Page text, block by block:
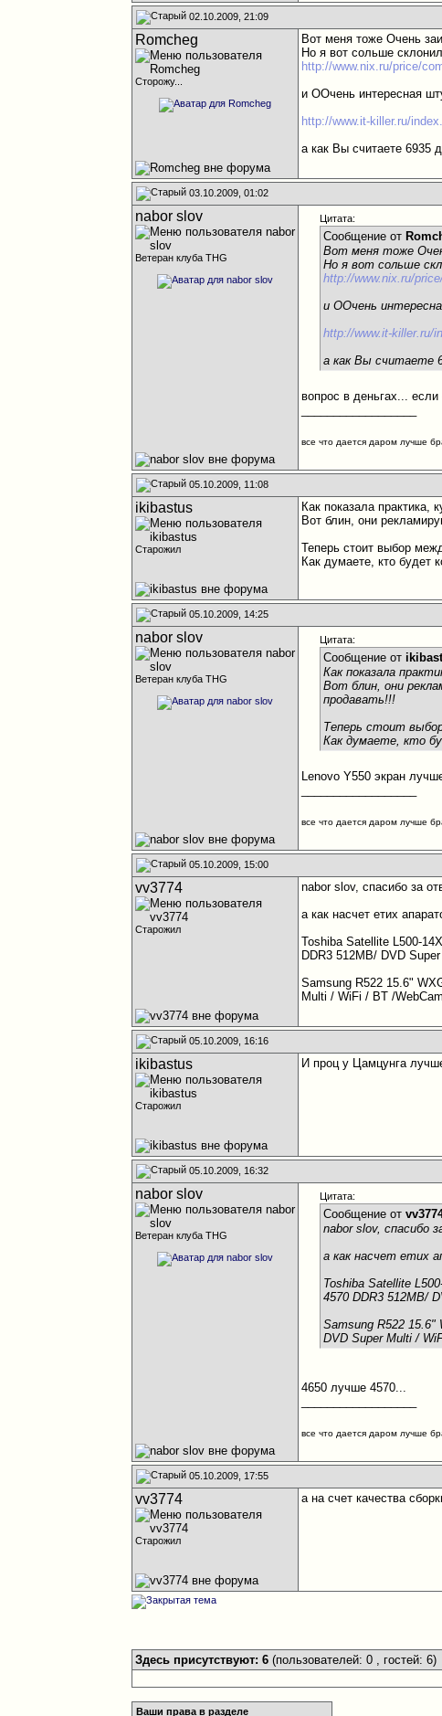
02.10.2009, 21:09
Romcheg
Сторожу...
Вот меня тоже Очень
Но я вот сольше
http://www.nix.ru/price/
и ООчень интересная
http://www.it-killer.ru/
а как Вы считаете 6935
03.10.2009, 01:02
nabor slov
Ветеран клуба THG
Цитата:
Сообщение от
Вот меня тоже
Но я вот сольше
http://www.nix.ru/
и ООчень
http://www.it-killer.ru/
а как Вы считаете
вопрос в деньгах...
все что дается даром лучше
05.10.2009, 11:08
ikibastus
Старожил
Как показала
Вот блин, они
Теперь стоит выбор
Как думаете, кто будет
05.10.2009, 14:25
nabor slov
Ветеран клуба THG
Цитата:
Сообщение от
Как показала
Вот блин, они
продавать!!!
Теперь стоит
Как думаете, кто
Lenovo Y550 экран
все что дается даром лучше
05.10.2009, 15:00
vv3774
Старожил
nabor slov, спасибо за
а как насчет етих
Toshiba Satellite L500-
DDR3 512MB/ DVD
Samsung R522 15.6"
Multi / WiFi / BT /
05.10.2009, 16:16
ikibastus
Старожил
И проц у Цамцунга
05.10.2009, 16:32
nabor slov
Ветеран клуба THG
Цитата:
Сообщение от
nabor slov, спасибо
а как насчет етих
Toshiba Satellite
4570 DDR3 512MB/
Samsung R522 15.6"
DVD Super Multi /
4650 лучше 4570...
все что дается даром лучше
05.10.2009, 17:55
vv3774
Старожил
а на счет качества
Здесь присутствуют: 6(пользователей: 0 , гостей: 6)
Ваши права в разделе